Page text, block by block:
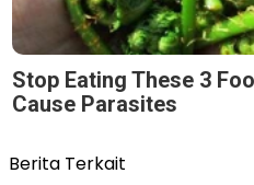
Stop Eating These 3
Cause Parasites
Berita Terkait